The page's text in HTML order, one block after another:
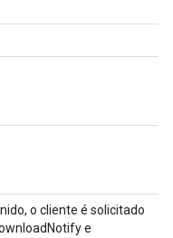
o cliente é solicitado
e